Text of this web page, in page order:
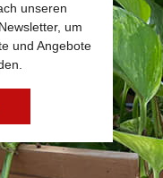
unseren
um
und Angebote